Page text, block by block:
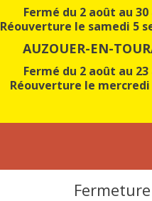
Fermé du 2 août au
Réouverture le samedi 5
AUZOUER-EN-
Fermé du 2 août au
Réouverture le mercredi